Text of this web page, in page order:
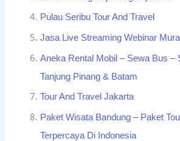
Pulau Seribu Tour And Travel
Jasa Live Streaming Webinar
Aneka Rental Mobil – Sewa Bus –
Tanjung Pinang & Batam
Tour And Travel Jakarta
Paket Wisata Bandung – Paket
Terpercaya Di Indonesia